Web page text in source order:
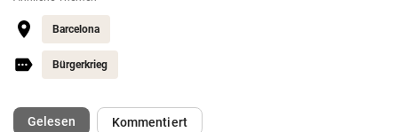
Barcelona
Bürgerkrieg
Gelesen(ausgewählt)Kommentiert